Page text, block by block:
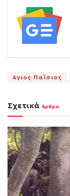
Αγιος Παΐσιος
Σχετικά Άρθρα